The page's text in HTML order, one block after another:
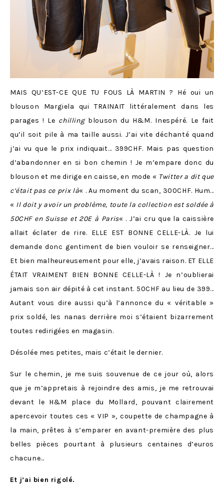
MAIS QU’EST-CE QUE TU FOUS LÀ MARTIN ? Hé oui un
blouson Margiela qui TRAINAIT littéralement dans les
parages ! Le chillingblouson du H&M. Inespéré. Le fait
qu’il soit pile à ma taille aussi. J’ai vite déchanté quand
j’ai vu que le prix indiquait… 399CHF. Mais pas question
d’abandonner en si bon chemin ! Je m’empare donc du
blouson et me dirige en caisse, en mode « Twitter a dit que
c’était pas ce prix là« . Au moment du scan, 300CHF. Hum…
« Il doit y avoir un problème, toute la collection est soldée à
50CHF en Suisse et 20E à Paris« . J’ai cru que la caissière
allait éclater de rire. ELLE EST BONNE CELLE-LÀ. Je lui
demande donc gentiment de bien vouloir se renseigner…
Et bien malheureusement pour elle, j’avais raison. ET ELLE
ÉTAIT VRAIMENT BIEN BONNE CELLE-LÀ ! Je n’oublierai
jamais son air dépité à cet instant. 50CHF au lieu de 399…
Autant vous dire aussi qu’à l’annonce du « véritable »
prix soldé, les nanas derrière moi s’étaient bizarrement
toutes redirigées en magasin.
Désolée mes petites, mais c’était le dernier.
Sur le chemin, je me suis souvenue de ce jour où, alors
que je m’appretais à rejoindre des amis, je me retrouvai
devant le H&M place du Mollard, pouvant clairement
apercevoir toutes ces « VIP », coupette de champagne à
la main, prêtes à s’emparer en avant-première des plus
belles pièces pourtant à plusieurs centaines d’euros
chacune…
Et j’ai bien rigolé.